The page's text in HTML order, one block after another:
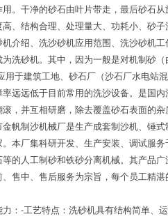
。干净的砂石由叶片带走，最后砂石
、结构合理、处理量大、功耗小、砂
介绍、洗沙砂机应用范围、洗沙砂机
洗砂机。其中，因为一般是对机制砂
用于建筑工地、砂石厂（沙石厂水电站
远远低于目前常用的洗沙设备。是国
，并互相研磨，除去覆盖砂石表面的
帆制沙机械厂是生产成套制沙机、锤
本厂集科研开发、生产安装、调试服
的人工制砂和铁砂分离机械。其产品
售中、售后服务为宗旨，每个员工精
：-工艺特点：洗砂机具有结构简单、